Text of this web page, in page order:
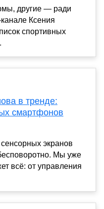
другие — ради
Ксения
спортивных
в тренде:
смартфонов
экранов
Мы уже
всё: от управления